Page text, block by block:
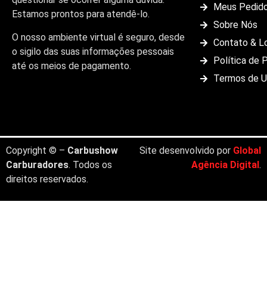
Estamos prontos para atendê-lo.
O nosso ambiente virtual é seguro, desde
o sigilo das suas informações pessoais
até os meios de pagamento.
Meus
Sobre Nós
Contato &
Política de
Termos de
Copyright © – Carbushow
Carburadores. Todos os
direitos reservados.
Site desenvolvido por Global
Agência Digital.